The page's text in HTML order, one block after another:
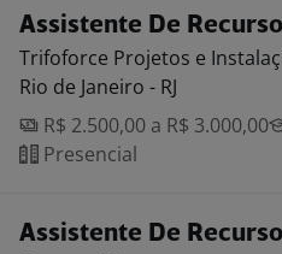
Assistente De
Trifoforce Projetos e
Rio de Janeiro - RJ
R$ 2.500,00 a R$ 3.000,00
Presencial
Assistente De